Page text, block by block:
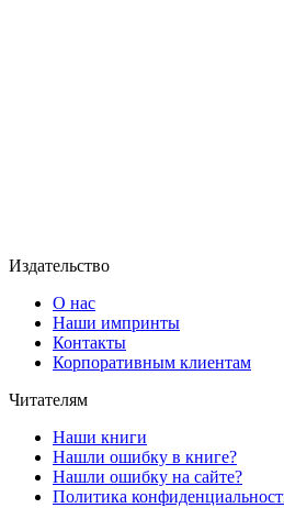
Издательство
О нас
Наши импринты
Контакты
Корпоративным клиентам
Читателям
Наши книги
Нашли ошибку в книге?
Нашли ошибку на сайте?
Политика